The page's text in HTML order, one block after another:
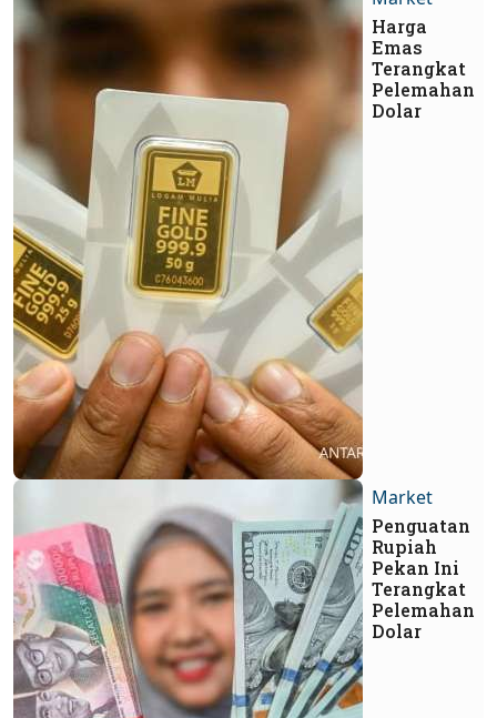
Harga
Emas
Terangkat
Pelemahan
Dolar
Market
Penguatan
Rupiah
Pekan Ini
Terangkat
Pelemahan
Dolar